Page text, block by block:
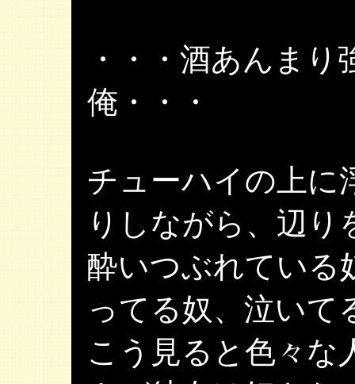
・・・酒あんま
俺・・・
チューハイの上に
りしながら、辺り
酔いつぶれている
ってる奴、泣いて
こう見ると色々な